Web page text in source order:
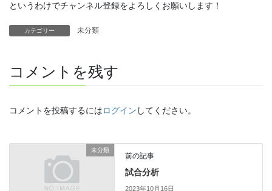
というわけでチャンネル登録をよろしくお願いします！
カテゴリー 未分類
コメントを残す
コメントを投稿するにはログイン してください。
未分類
前の記事
試合分析
2023年10月16日